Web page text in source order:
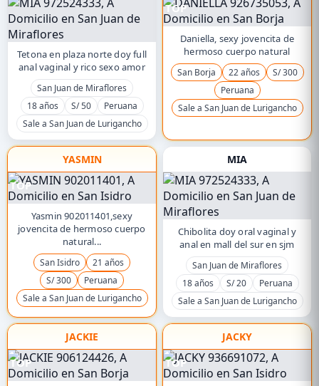
Tetona en plaza norte doy full
anal vaginal y rico sexo amor
San Juan de Miraflores
18 años
S/ 50
Peruana
Sale a San Juan de Lurigancho
TOP
Daniella, sexy jovencita de
hermoso cuerpo natural
San Borja 22 años
S/ 300
Peruana
Sale a San Juan de Lurigancho
YASMIN
TOP
Yasmin 902011401,sexy
jovencita de hermoso cuerpo
natural...
San Isidro
21 años
S/ 300
Peruana
Sale a San Juan de Lurigancho
MIA
Chibolita doy oral vaginal y
anal en mall del sur en sjm
San Juan de Miraflores
18 años
S/ 20
Peruana
Sale a San Juan de Lurigancho
JACKIE
TOP
JACKY
TOP